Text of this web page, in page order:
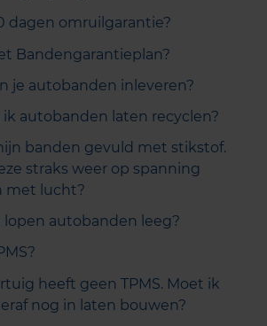
dagen omruilgarantie?
Bandengarantieplan?
je autobanden inleveren?
ik autobanden laten recyclen?
banden gevuld met stikstof.
straks weer op spanning
met lucht?
lopen autobanden leeg?
heeft geen TPMS. Moet ik
nog in laten bouwen?